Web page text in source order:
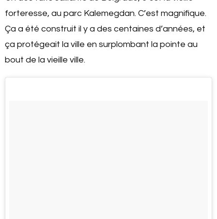
forteresse, au parc Kalemegdan. C’est magnifique.
Ça a été construit il y a des centaines d’années, et
ça protégeait la ville en surplombant la pointe au
bout de la vieille ville.